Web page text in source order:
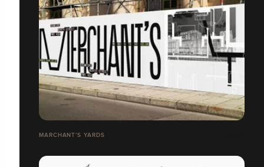
MARCHANT'S YARDS